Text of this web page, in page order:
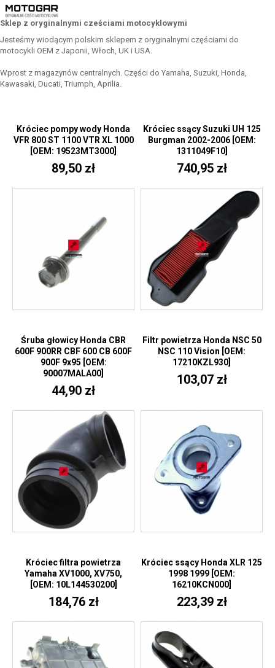
Sklep z oryginalnymi cześciami motocyklowymi
Jesteśmy wiodącym polskim sklepem z oryginalnymi częściami do
motocykli OEM z Japonii, Włoch, UK i USA.
Wprost z magazynów centralnych. Części do Yamaha, Suzuki, Honda,
Kawasaki, Ducati, Triumph, Aprilia.
Króciec pompy wody Honda
VFR 800 ST 1100 VTR XL 1000
[OEM: 19523MT3000]
89,50 zł
Króciec ssący Suzuki UH 125
Burgman 2002-2006 [OEM:
1311049F10]
740,95 zł
Śruba głowicy Honda CBR
600F 900RR CBF 600 CB 600F
900F 9x95 [OEM:
90007MALA00]
44,90 zł
Filtr powietrza Honda NSC 50
NSC 110 Vision [OEM:
17210KZL930]
103,07 zł
Króciec filtra powietrza
Yamaha XV1000, XV750,
[OEM: 10L144530200]
184,76 zł
Króciec ssący Honda XLR 125
1998 1999 [OEM:
16210KCN000]
223,39 zł